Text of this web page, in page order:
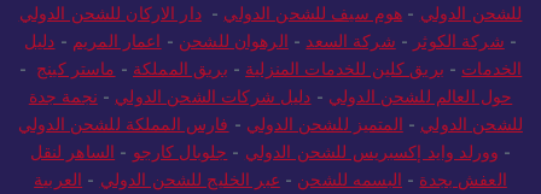
للشحن الدولي - هوم سيف للشحن الدولي -دار الاركان للشحن الدولي
- شركة الكوثر - شركة السعد - الرهوان للشحن - اعمار المريم - دليل
الخدمات - بريق كلين للخدمات المنزلية - بريق المملكة - ماستر كينج -
حول العالم للشحن الدولي - دليل شركات الشحن الدولي - نجمة جدة
للشحن الدولي - المتميز للشحن الدولي - فارس المملكة للشحن الدولي
- وورلد وايد إكسبريس للشحن الدولي - جلوبال كارجو - الساهر لنقل
العفش بجدة - البسمه للشحن - عبر الخليج للشحن الدولي - العربية